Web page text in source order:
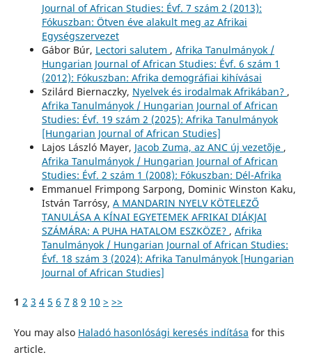
Journal of African Studies: Évf. 7 szám 2 (2013):
Fókuszban: Ötven éve alakult meg az Afrikai
Egységszervezet
Gábor Búr, Lectori salutem , Afrika Tanulmányok /
Hungarian Journal of African Studies: Évf. 6 szám 1
(2012): Fókuszban: Afrika demográfiai kihívásai
Szilárd Biernaczky, Nyelvek és irodalmak Afrikában? ,
Afrika Tanulmányok / Hungarian Journal of African
Studies: Évf. 19 szám 2 (2025): Afrika Tanulmányok
[Hungarian Journal of African Studies]
Lajos László Mayer, Jacob Zuma, az ANC új vezetõje ,
Afrika Tanulmányok / Hungarian Journal of African
Studies: Évf. 2 szám 1 (2008): Fókuszban: Dél-Afrika
Emmanuel Frimpong Sarpong, Dominic Winston Kaku,
István Tarrósy, A MANDARIN NYELV KÖTELEZŐ
TANULÁSA A KÍNAI EGYETEMEK AFRIKAI DIÁKJAI
SZÁMÁRA: A PUHA HATALOM ESZKÖZE? , Afrika
Tanulmányok / Hungarian Journal of African Studies:
Évf. 18 szám 3 (2024): Afrika Tanulmányok [Hungarian
Journal of African Studies]
1 2 3 4 5 6 7 8 9 10 > >>
You may also Haladó hasonlósági keresés indítása for this
article.